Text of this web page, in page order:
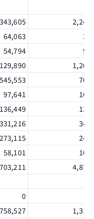
債
64,063
54,794
545,553
97,641
136,449
331,216
273,115
58,101
0